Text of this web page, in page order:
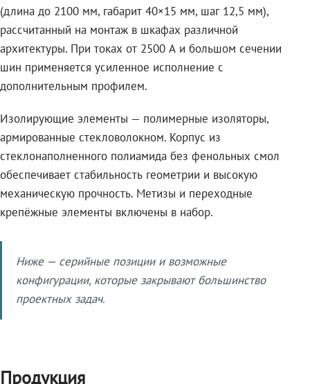
(длина до 2100 мм, габарит 40×15 мм, шаг 12,5 мм),
рассчитанный на монтаж в шкафах различной
архитектуры. При токах от 2500 А и большом сечении
шин применяется усиленное исполнение с
дополнительным профилем.
Изолирующие элементы — полимерные изоляторы,
армированные стекловолокном. Корпус из
стеклонаполненного полиамида без фенольных смол
обеспечивает стабильность геометрии и высокую
механическую прочность. Метизы и переходные
крепёжные элементы включены в набор.
Ниже — серийные позиции и возможные
конфигурации, которые закрывают большинство
проектных задач.
Продукция